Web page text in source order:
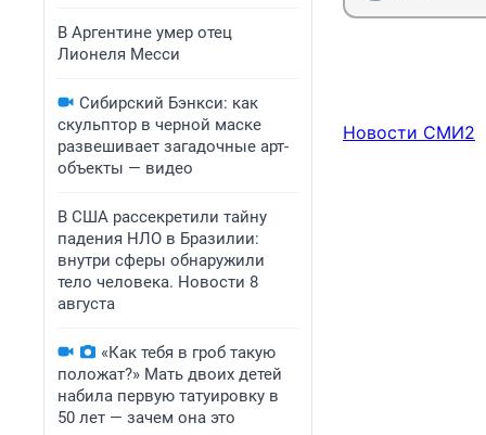
В Аргентине умер отец
Лионеля Месси
Сибирский Бэнкси: как
скульптор в черной маске
развешивает загадочные арт-
объекты — видео
В США рассекретили тайну
падения НЛО в Бразилии:
внутри сферы обнаружили
тело человека. Новости 8
августа
«Как тебя в гроб такую
положат?» Мать двоих детей
набила первую татуировку в
50 лет — зачем она это
Новости СМИ2